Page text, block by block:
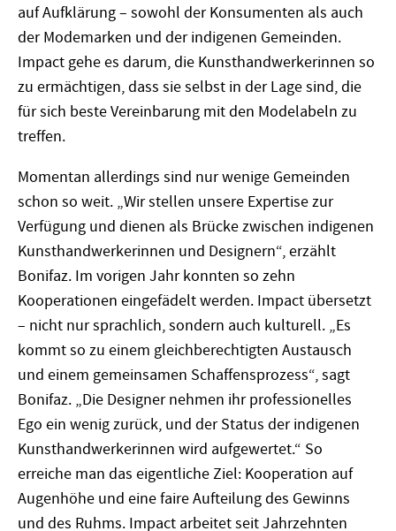
auf Aufklärung – sowohl der Konsumenten als auch
der Modemarken und der indigenen Gemeinden.
Impact gehe es darum, die Kunsthandwerkerinnen so
zu ermächtigen, dass sie selbst in der Lage sind, die
für sich beste Vereinbarung mit den Modelabeln zu
treffen.
Momentan allerdings sind nur wenige Gemeinden
schon so weit. „Wir stellen unsere Expertise zur
Verfügung und dienen als Brücke zwischen indigenen
Kunsthandwerkerinnen und Designern“, erzählt
Bonifaz. Im vorigen Jahr konnten so zehn
Kooperationen eingefädelt werden. Impact übersetzt
– nicht nur sprachlich, sondern auch kulturell. „Es
kommt so zu einem gleichberechtigten Austausch
und einem gemeinsamen Schaffensprozess“, sagt
Bonifaz. „Die Designer nehmen ihr professionelles
Ego ein wenig zurück, und der Status der indigenen
Kunsthandwerkerinnen wird aufgewertet.“ So
erreiche man das eigentliche Ziel: Kooperation auf
Augenhöhe und eine faire Aufteilung des Gewinns
und des Ruhms. Impact arbeitet seit Jahrzehnten